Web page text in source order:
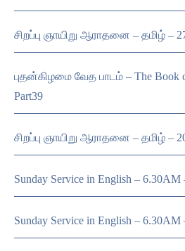
சிறப்பு ஞாயிறு ஆராதனை – தமிழ் –
புதன்கிழமை வேத பாடம் – The Book
Part39
சிறப்பு ஞாயிறு ஆராதனை – தமிழ் –
Sunday Service in English – 6.30AM
Sunday Service in English – 6.30AM